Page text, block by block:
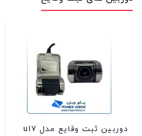
دوربین ثبت وقایع مدل u17